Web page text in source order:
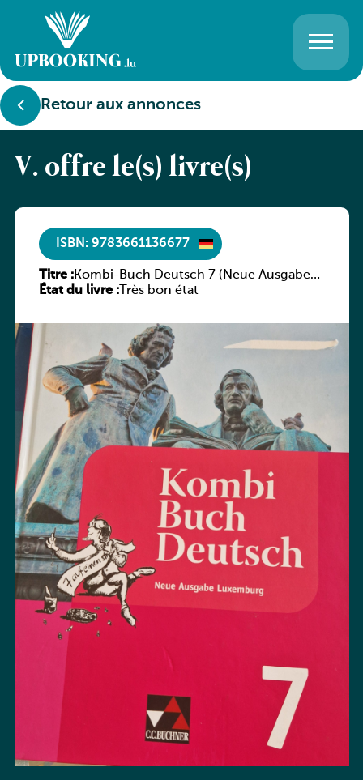
Retour aux annonces
V. offre le(s) livre(s)
ISBN: 9783661136677
Titre :Kombi-Buch Deutsch 7 (Neue Ausgabe
Luxemburg)
État du livre :Très bon état